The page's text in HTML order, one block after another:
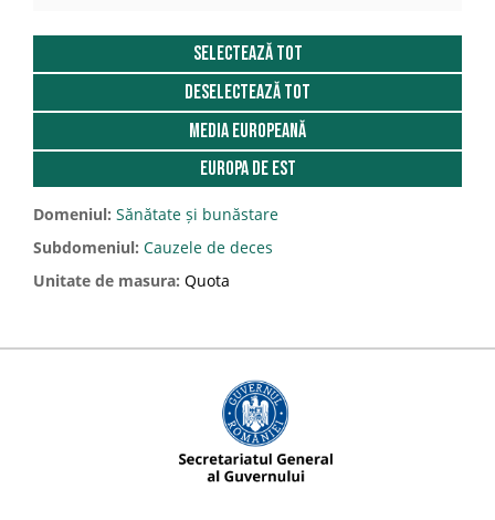
Selectează tot
Deselectează tot
Media Europeană
Europa de est
Domeniul: Sănătate și bunăstare
Subdomeniul: Cauzele de deces
Unitate de masura: Quota